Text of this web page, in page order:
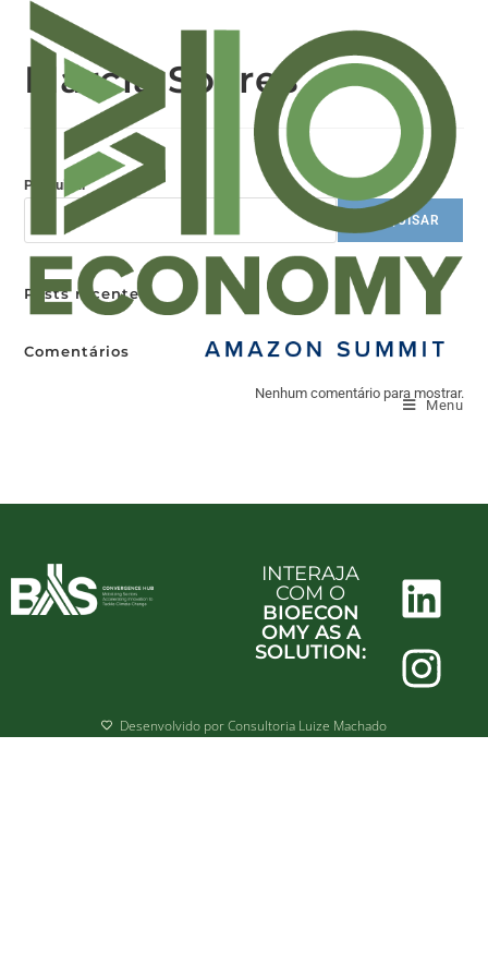
Menu
Márcia Soares
Pesquisar
PESQUISAR
Posts recentes
Comentários
Nenhum comentário para mostrar.
INTERAJA
COM O
BIOECON
OMY AS A
SOLUTION:
Desenvolvido por Consultoria Luize Machado